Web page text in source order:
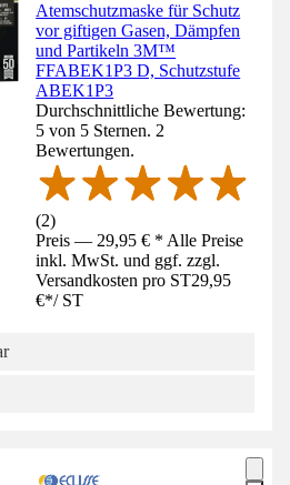
Atemschutzmaske für Schutz
vor giftigen Gasen, Dämpfen
und Partikeln 3M™
FFABEK1P3 D, Schutzstufe
ABEK1P3
Durchschnittliche Bewertung:
5 von 5 Sternen. 2
Bewertungen.
(2)
Preis — 29,95 € * Alle Preise
inkl. MwSt. und ggf. zzgl.
Versandkosten pro ST29,95
€*/ ST